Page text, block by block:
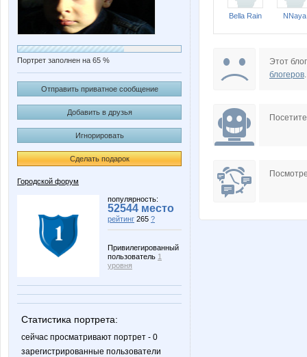
Портрет заполнен на 65 %
Отправить приватное сообщение
Добавить в друзья
Игнорировать
Сделать подарок
Городской форум
популярность:
52544 место
рейтинг 265 ?
Привилегированный
пользователь 1
уровня
Статистика портрета:
сейчас просматривают портрет - 0
зарегистрированные пользователи
Bella Rain NNaya
Этот
блогеров.